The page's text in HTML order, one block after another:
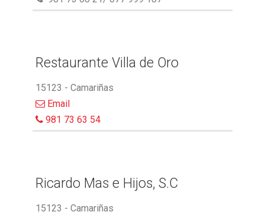
Restaurante Villa de Oro
15123 - Camariñas
Email
981 73 63 54
Ricardo Mas e Hijos, S.C
15123 - Camariñas